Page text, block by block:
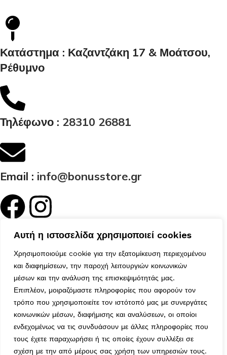
Αυτή η ιστοσελίδα χρησιμοποιεί cookies
Χρησιμοποιούμε cookie για την εξατομίκευση περιεχομένου
και διαφημίσεων, την παροχή λειτουργιών κοινωνικών
μέσων και την ανάλυση της επισκεψιμότητάς μας.
Επιπλέον, μοιραζόμαστε πληροφορίες που αφορούν τον
τρόπο που χρησιμοποιείτε τον ιστότοπό μας με συνεργάτες
κοινωνικών μέσων, διαφήμισης και αναλύσεων, οι οποίοι
ενδεχομένως να τις συνδυάσουν με άλλες πληροφορίες που
τους έχετε παραχωρήσει ή τις οποίες έχουν συλλέξει σε
σχέση με την από μέρους σας χρήση των υπηρεσιών τους.
Κατάστημα : Καζαντζάκη 17 & Μοάτσου,
Ρέθυμνο
Τηλέφωνο : 28310 26881
Email : info@bonusstore.gr
Κατηγορίες
Ποιοί Είμαστε
Προϊόντα
Επικοινωνία
Ο Λογαριασμός μου
Το Καλάθι μου
Τα Αγαπημένα μου
Χρήσιμα
Τρόποι Αποστολής
Μέθοδοι Πληρωμής